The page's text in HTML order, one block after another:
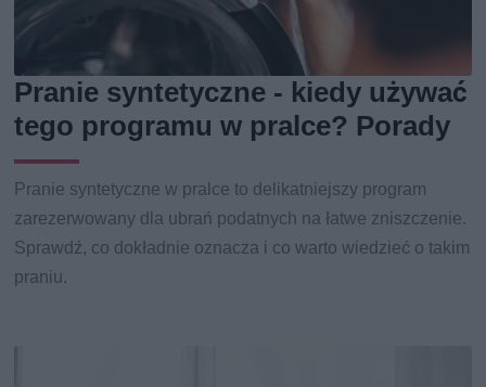
Pranie syntetyczne - kiedy używać
tego programu w pralce? Porady
Pranie syntetyczne w pralce to delikatniejszy program
zarezerwowany dla ubrań podatnych na łatwe zniszczenie.
Sprawdź, co dokładnie oznacza i co warto wiedzieć o takim
praniu.